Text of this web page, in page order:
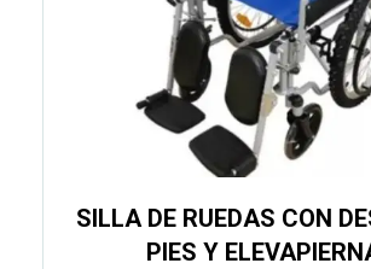
SILLA DE RUEDAS CON
PIES Y